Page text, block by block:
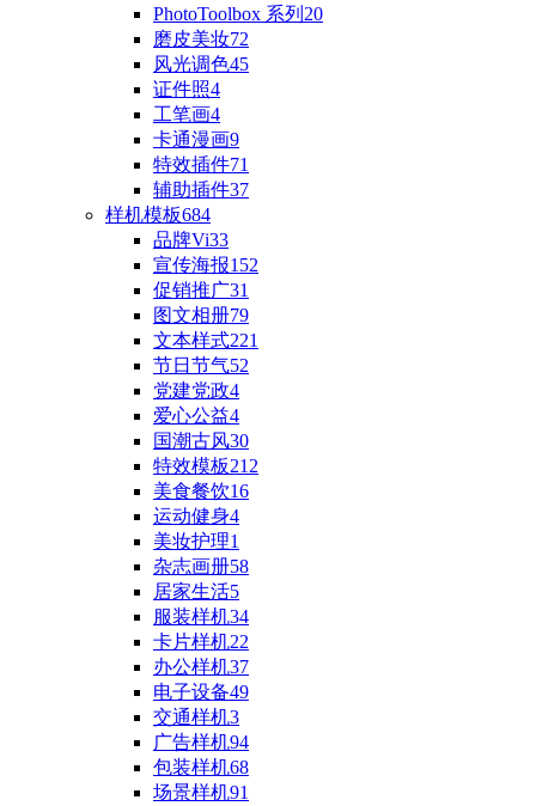
PhotoToolbox 系列 20
磨皮美妆72
风光调色45
证件照4
工笔画4
卡通漫画9
特效插件71
辅助插件37
样机模板684
品牌Vi33
宣传海报152
促销推广31
图文相册79
文本样式221
节日节气52
党建党政4
爱心公益4
国潮古风30
特效模板212
美食餐饮16
运动健身4
美妆护理1
杂志画册58
居家生活5
服装样机34
卡片样机22
办公样机37
电子设备49
交通样机3
广告样机94
包装样机68
场景样机91